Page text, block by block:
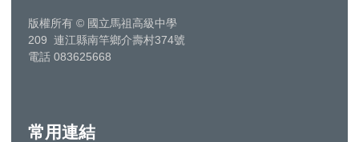
版權所有 © 國立馬祖高級中學
209 連江縣南竿鄉介壽村374號
電話 083625668
常用連結